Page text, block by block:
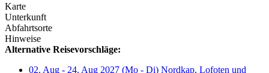
Karte
Unterkunft
Abfahrtsorte
Hinweise
Alternative Reisevorschläge:
02. Aug - 24. Aug 2027 (Mo - Di) Nordkap, Lofoten und